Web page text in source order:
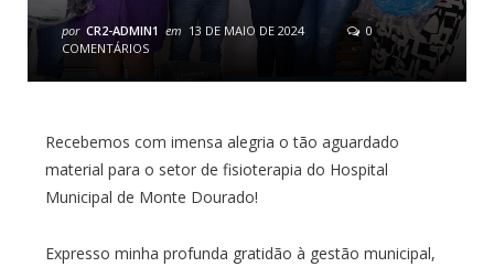
por CR2-ADMIN1 em 13 DE MAIO DE 2024
0
COMENTÁRIOS
Recebemos com imensa alegria o tão aguardado
material para o setor de fisioterapia do Hospital
Municipal de Monte Dourado!
Expresso minha profunda gratidão à gestão municipal,